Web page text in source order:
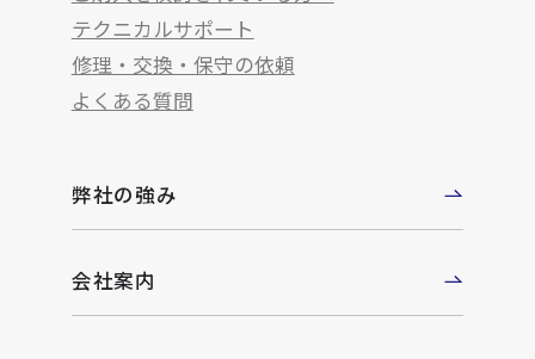
テクニカルサポート
修理・交換・保守の依頼
よくある質問
弊社の強み
会社案内